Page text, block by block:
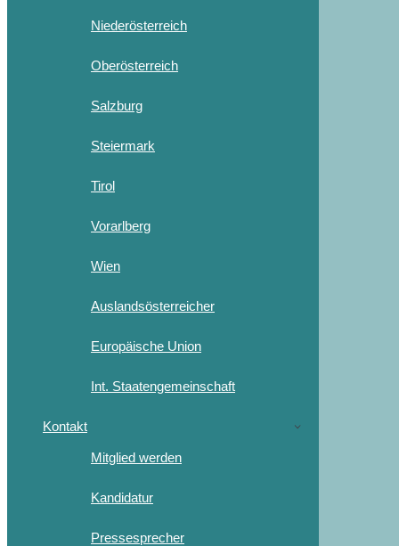
Niederösterreich
Oberösterreich
Salzburg
Steiermark
Tirol
Vorarlberg
Wien
Auslandsösterreicher
Europäische Union
Int. Staatengemeinschaft
Kontakt
Mitglied werden
Kandidatur
Pressesprecher